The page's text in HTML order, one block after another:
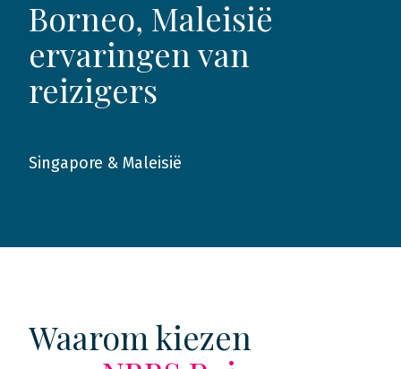
Borneo, Maleisië
ervaringen van
reizigers
2017
Singapore & Maleisië
Waarom kiezen